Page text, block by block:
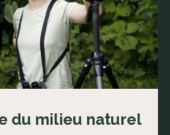
du milieu naturel